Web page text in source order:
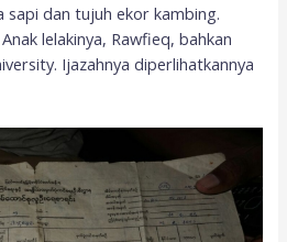
sapi dan tujuh ekor kambing.
lelakinya, Rawfieq, bahkan
Ijazahnya diperlihatkannya